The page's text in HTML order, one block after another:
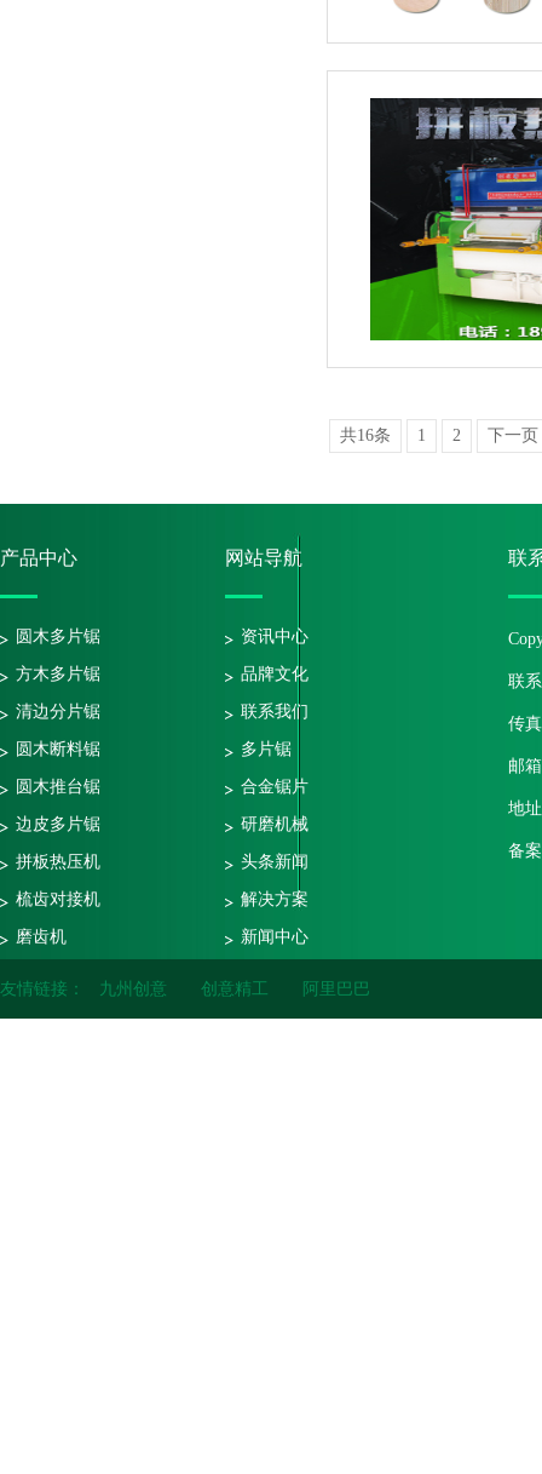
共16条 1 2 下一页
产品中心
圆木多片锯
方木多片锯
清边分片锯
圆木断料锯
圆木推台锯
边皮多片锯
拼板热压机
梳齿对接机
磨齿机
网站导航
资讯中心
品牌文化
联系我们
多片锯
合金锯片
研磨机械
头条新闻
解决方案
新闻中心
联
联
传
邮
地
备
友情链接： 九州创意 创意精工 阿里巴巴